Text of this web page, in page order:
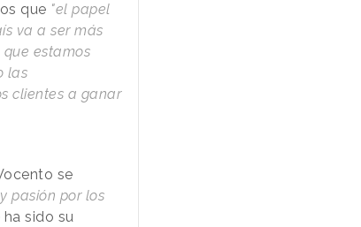
que "el papel
va a ser más
estamos
las
clientes a ganar
se
pasión por los
ha sido su